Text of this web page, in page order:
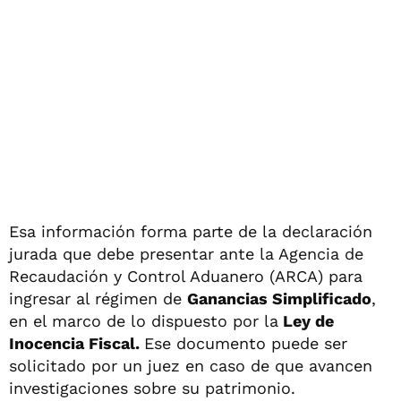
Esa información forma parte de la declaración
jurada que debe presentar ante la Agencia de
Recaudación y Control Aduanero (ARCA) para
ingresar al régimen de Ganancias Simplificado,
en el marco de lo dispuesto por la Ley de
Inocencia Fiscal. Ese documento puede ser
solicitado por un juez en caso de que avancen
investigaciones sobre su patrimonio.